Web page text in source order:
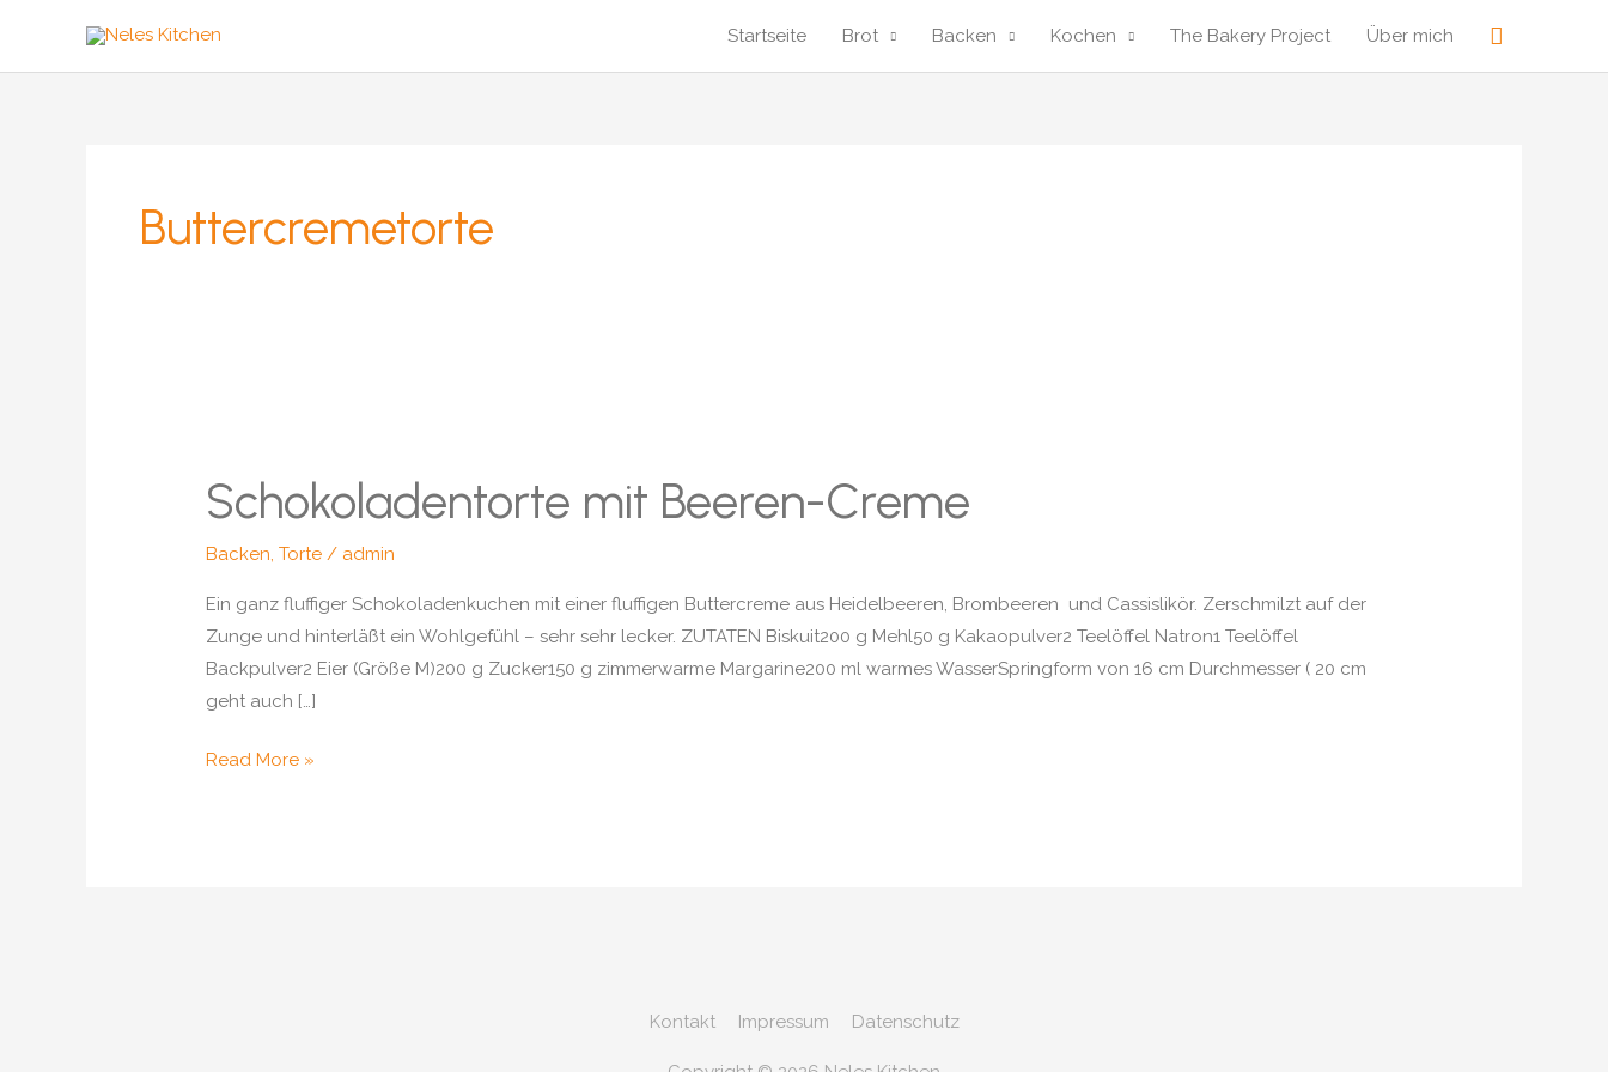
springen
Startseite Brot Backen Kochen The Bakery Project Über mich Suche
Buttercremetorte
Schokoladentorte mit Beeren-Creme
Backen ,Torte / admin
Ein ganz fluffiger Schokoladenkuchen mit einer fluffigen Buttercreme aus Heidelbeeren, Brombeeren und Cassislikör. Zerschmilzt auf der
Zunge und hinterläßt ein Wohlgefühl – sehr sehr lecker. ZUTATEN Biskuit200 g Mehl50 g Kakaopulver2 Teelöffel Natron1 Teelöffel
Backpulver2 Eier (Größe M)200 g Zucker150 g zimmerwarme Margarine200 ml warmes WasserSpringform von 16 cm Durchmesser ( 20 cm
geht auch […]
Schokoladentorte
Read More »
Kontakt Impressum Datenschutz